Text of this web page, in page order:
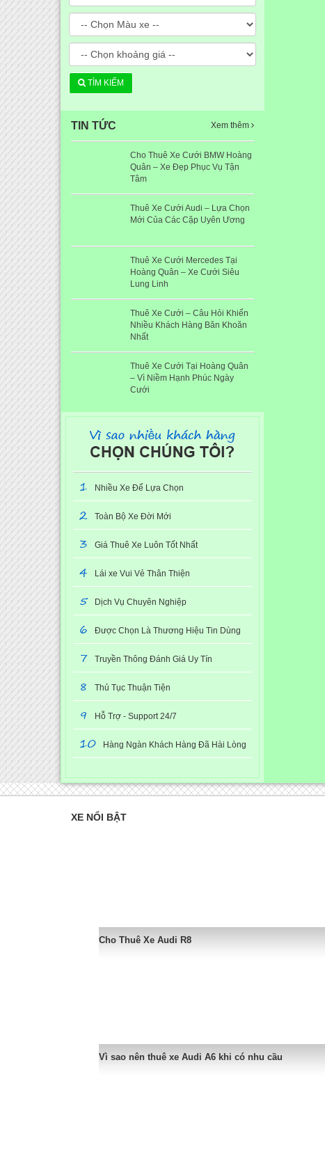
TÌM KIẾM
TIN TỨC Xem thêm
Cho Thuê Xe Cưới BMW Hoàng
Quân – Xe Đẹp Phục Vụ Tận
Tâm
Thuê Xe Cưới Audi – Lựa Chọn
Mới Của Các Cặp Uyên Ương
Thuê Xe Cưới Mercedes Tại
Hoàng Quân – Xe Cưới Siêu
Lung Linh
Thuê Xe Cưới – Câu Hỏi Khiến
Nhiều Khách Hàng Băn Khoăn
Nhất
Thuê Xe Cưới Tại Hoàng Quân
– Vì Niềm Hạnh Phúc Ngày
Cưới
1 Nhiều Xe Để Lựa Chọn
2 Toàn Bộ Xe Đời Mới
3 Giá Thuê Xe Luôn Tốt Nhất
4 Lái xe Vui Vẻ Thân Thiện
5 Dịch Vụ Chuyên Nghiệp
6 Được Chọn Là Thương Hiệu Tin Dùng
7 Truyền Thông Đánh Giá Uy Tín
8 Thủ Tục Thuận Tiện
9 Hỗ Trợ - Support 24/7
10 Hàng Ngàn Khách Hàng Đã Hài Lòng
XE NỔI BẬT
Cho Thuê Xe Audi R8
Vì sao nên thuê xe Audi A6 khi có nhu cầu